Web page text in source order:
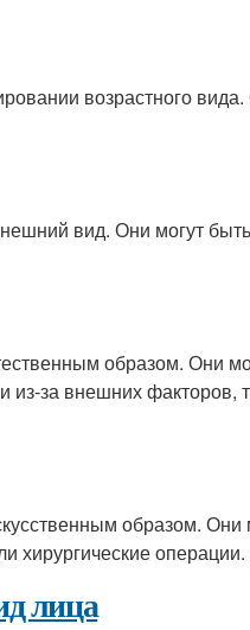
возрастного
вид. Они могут
образом. Они
за внешних факторов,
образом. Они
хирургические операции.
лица